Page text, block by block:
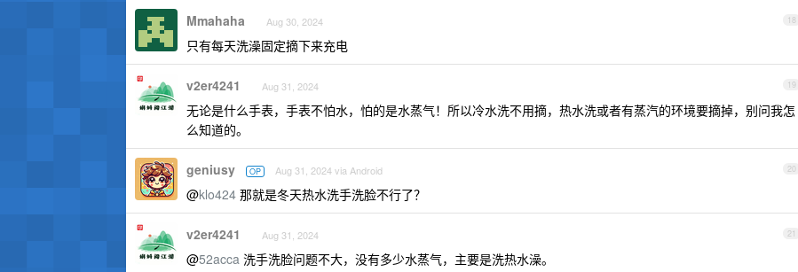
18
Mmahaha Aug 30, 2024
只有每天洗澡固定摘下来充电
19
v2er4241 Aug 31, 2024
无论是什么手表，手表不怕水，怕的是水蒸气！所以冷水洗不用摘，热水洗或者有蒸汽的环境要摘掉，别问我怎
么知道的。
20
geniusy OP Aug 31, 2024 via Android
@klo424 那就是冬天热水洗手洗脸不行了？
21
v2er4241 Aug 31, 2024
@52acca 洗手洗脸问题不大，没有多少水蒸气，主要是洗热水澡。